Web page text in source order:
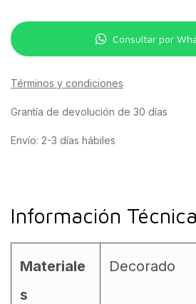
Consultar por
Términos y condiciones
Grantía de devolución de 30 días
Envío: 2-3 días hábiles
Información Técnica
Materiale
s
Decorado